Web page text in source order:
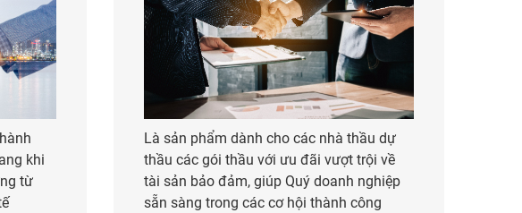
khi
từ
Là sản phẩm dành cho các nhà thầu dự
thầu các gói thầu với ưu đãi vượt trội về
tài sản bảo đảm, giúp Quý doanh nghiệp
sẵn sàng trong các cơ hội thành công